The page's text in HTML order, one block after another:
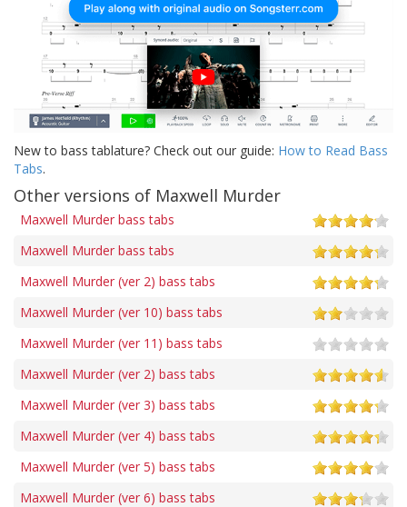
New to bass tablature? Check out our guide: How to Read Bass
Tabs.
Other versions of Maxwell Murder
Maxwell Murder bass tabs
Maxwell Murder bass tabs
Maxwell Murder (ver 2) bass tabs
Maxwell Murder (ver 10) bass tabs
Maxwell Murder (ver 11) bass tabs
Maxwell Murder (ver 2) bass tabs
Maxwell Murder (ver 3) bass tabs
Maxwell Murder (ver 4) bass tabs
Maxwell Murder (ver 5) bass tabs
Maxwell Murder (ver 6) bass tabs